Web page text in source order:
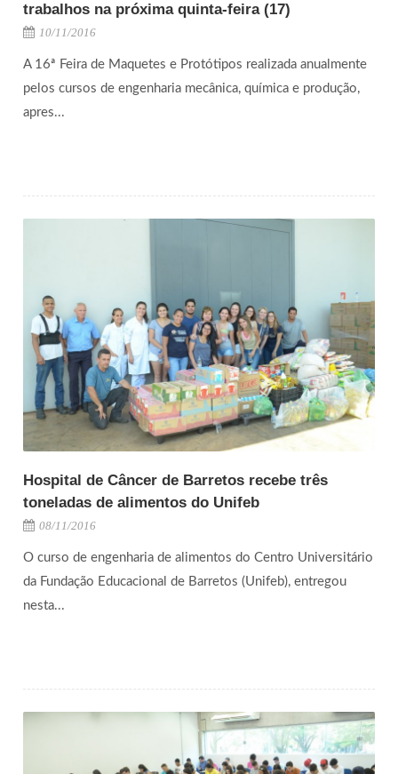
trabalhos na próxima quinta-feira (17)
10/11/2016
A 16ª Feira de Maquetes e Protótipos realizada anualmente
pelos cursos de engenharia mecânica, química e produção,
apres...
Hospital de Câncer de Barretos recebe três
toneladas de alimentos do Unifeb
08/11/2016
O curso de engenharia de alimentos do Centro Universitário
da Fundação Educacional de Barretos (Unifeb), entregou
nesta...